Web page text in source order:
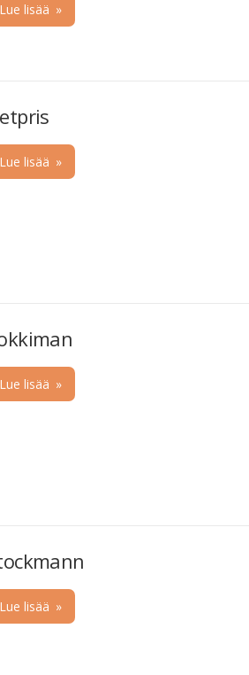
Lue lisää »
Lue lisää »
Lue lisää »
Lue lisää »